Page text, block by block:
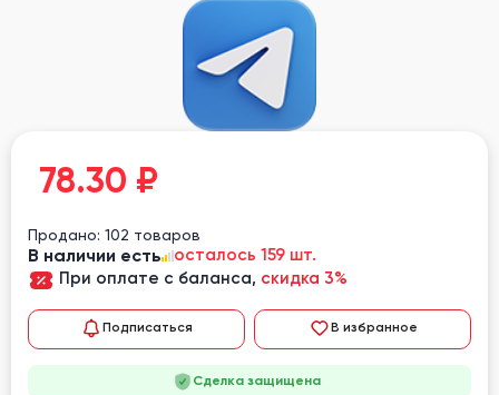
78.30 ₽
Продано: 102 товаров
В наличии есть
осталось 159 шт.
При оплате с баланса, скидка 3%
Подписаться В избранное
Сделка защищена